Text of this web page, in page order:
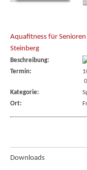
Aquafitness für
Steinberg
Beschreibung:
Termin:
Kategorie:
Ort:
Downloads